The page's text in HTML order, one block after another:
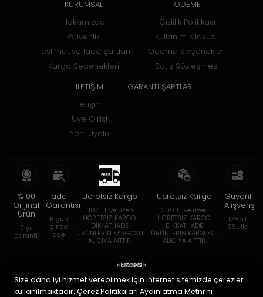
KURUMSAL
Hakkımızda
Güvenlik
Teslimat ve İade Şartları
Kargo Seçenekleri
ÖDEME
Gizlilik Politikası
Kullanım Kılavuzu
Ödeme Seçenekleri
Satış Sözleşmesi
İLETİŞİM
İletişim
Üye Girişi
Yeni Üyelik
GARANTİ ŞARTLARI
%100
Orijinal
Ürün
2 yıl
garanti
İade
Garantisi
15 gün
içinde
iade
Ücretsiz Kargo
300 TL ve üzeri
ÜCRETSİZ KARGO.
DİKKAT: İADE
ÜRÜNLERİN KARGOSU
ALICIYA AİTTİR.
Ücretsiz Kargo
300 TL ve üzeri
ÜCRETSİZ KARGO.
DİKKAT: İADE
ÜRÜNLERİN KARGOSU
ALICIYA AİTTİR.
Güvenli
Alışveriş
128bit
SSL ile
Size daha iyi hizmet verebilmek için internet sitemizde çerezler
kullanılmaktadır. Çerez Politikaları Aydınlatma Metni’ni